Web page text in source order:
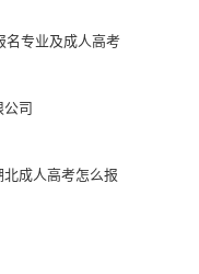
名专业及成人高考
司
成人高考怎么报